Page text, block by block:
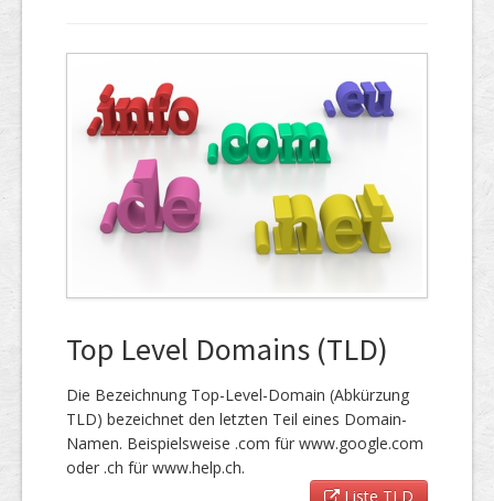
Top Level Domains (TLD)
Die Bezeichnung Top-Level-Domain (Abkürzung
TLD) bezeichnet den letzten Teil eines Domain-
Namen. Beispielsweise .com für www.google.com
oder .ch für www.help.ch.
Liste TLD